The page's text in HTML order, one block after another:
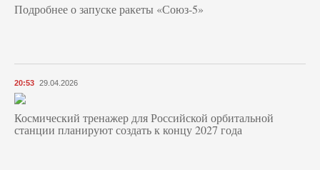
Подробнее о запуске ракеты «Союз‑5»
20:53 29.04.2026
Космический тренажер для Российской орбитальной
станции планируют создать к концу 2027 года